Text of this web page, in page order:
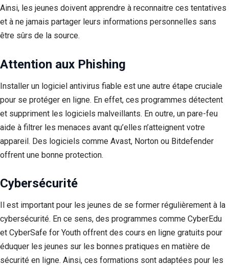
Ainsi, les jeunes doivent apprendre à reconnaitre ces tentatives
et à ne jamais partager leurs informations personnelles sans
être sûrs de la source.
Attention aux Phishing
Installer un logiciel antivirus fiable est une autre étape cruciale
pour se protéger en ligne. En effet, ces programmes détectent
et suppriment les logiciels malveillants. En outre, un pare-feu
aide à filtrer les menaces avant qu’elles n’atteignent votre
appareil. Des logiciels comme Avast, Norton ou Bitdefender
offrent une bonne protection.
Cybersécurité
Il est important pour les jeunes de se former régulièrement à la
cybersécurité. En ce sens, des programmes comme CyberEdu
et CyberSafe for Youth offrent des cours en ligne gratuits pour
éduquer les jeunes sur les bonnes pratiques en matière de
sécurité en ligne. Ainsi, ces formations sont adaptées pour les